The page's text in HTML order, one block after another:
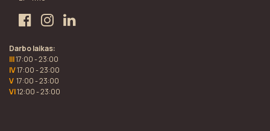
Darbo laikas:
III17:00 - 23:00
IV17:00 - 23:00
V 17:00 - 23:00
VI12:00 - 23:00